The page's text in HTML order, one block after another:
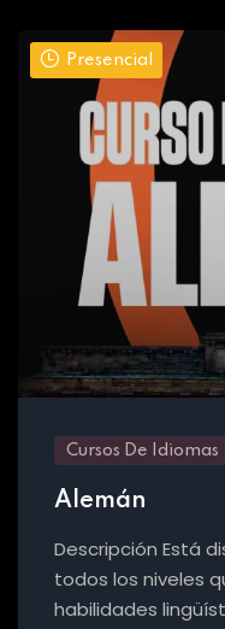
Presencial
Cursos De Idiomas
Alemán
Descripción Está
todos los niveles
habilidades